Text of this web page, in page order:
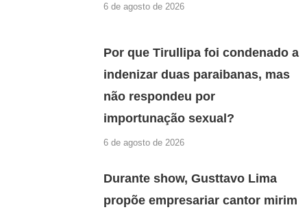
6 de agosto de 2026
Por que Tirullipa foi condenado a
indenizar duas paraibanas, mas
não respondeu por
importunação sexual?
6 de agosto de 2026
Durante show, Gusttavo Lima
propõe empresariar cantor mirim